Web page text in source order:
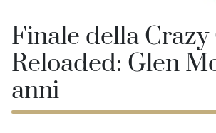
Finale della Crazy
Reloaded: Glen
anni